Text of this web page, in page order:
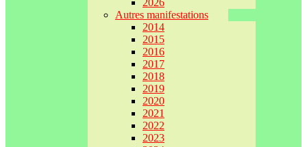
2026
Autres manifestations
2014
2015
2016
2017
2018
2019
2020
2021
2022
2023